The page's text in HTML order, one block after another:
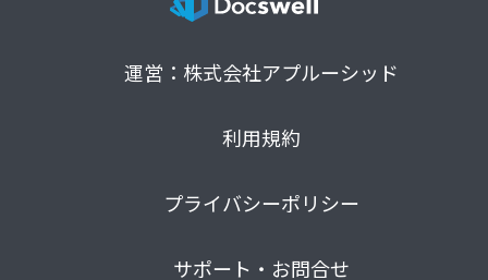
運営：株式会社アプルーシッド
利用規約
プライバシーポリシー
サポート・お問合せ